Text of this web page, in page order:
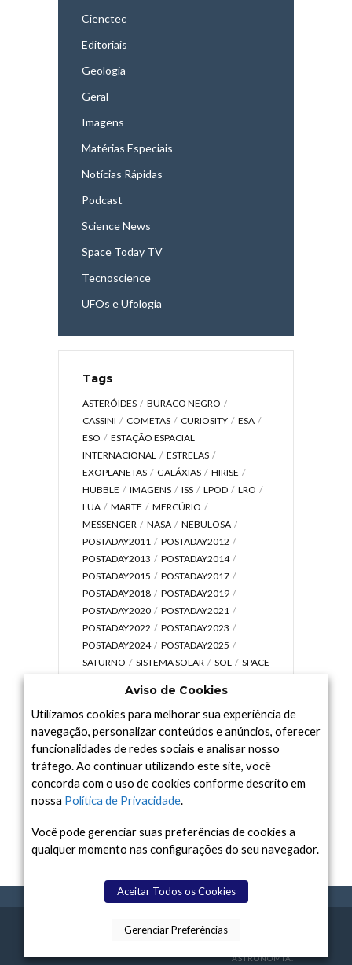
Cienctec
Editoriais
Geologia
Geral
Imagens
Matérias Especiais
Notícias Rápidas
Podcast
Science News
Space Today TV
Tecnoscience
UFOs e Ufologia
Tags
ASTERÓIDES
BURACO NEGRO
CASSINI
COMETAS CURIOSITY
ESA
ESO
ESTAÇÃO ESPACIAL
INTERNACIONAL
ESTRELAS
EXOPLANETAS
GALÁXIAS
HIRISE
HUBBLE
IMAGENS ISS LPOD
LRO
LUA
MARTE
MERCÚRIO
MESSENGER
NASA
NEBULOSA
POSTADAY2011
POSTADAY2012
POSTADAY2013
POSTADAY2014
POSTADAY2015
POSTADAY2017
POSTADAY2018
POSTADAY2019
POSTADAY2020
POSTADAY2021
POSTADAY2022
POSTADAY2023
POSTADAY2024
POSTADAY2025
SATURNO
SISTEMA SOLAR SOL
SPACE
UNIVERSO
VÍDEO
Arquivo
Arquivo
TERMOS CONTATO SPACE TODAY
ASTRONOMIA.
Aviso de Cookies
Utilizamos cookies para melhorar sua experiência de
navegação, personalizar conteúdos e anúncios, oferecer
funcionalidades de redes sociais e analisar nosso
tráfego. Ao continuar utilizando este site, você
concorda com o uso de cookies conforme descrito em
nossa Política de Privacidade.
Você pode gerenciar suas preferências de cookies a
qualquer momento nas configurações do seu navegador.
Aceitar Todos os Cookies
Gerenciar Preferências